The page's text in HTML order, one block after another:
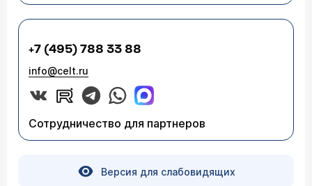
+7 (495) 788 33 88
info@celt.ru
Сотрудничество для партнеров
Версия для слабовидящих